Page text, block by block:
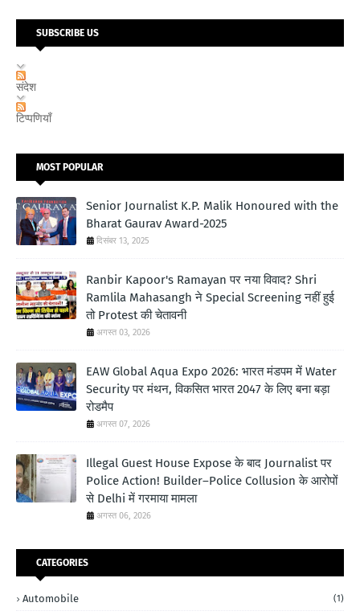
SUBSCRIBE US
संदेश
टिप्पणियाँ
MOST POPULAR
Senior Journalist K.P. Malik Honoured with the
Bharat Gaurav Award-2025
दिसंबर 13, 2025
Ranbir Kapoor's Ramayan पर नया विवाद? Shri
Ramlila Mahasangh ने Special Screening नहीं हुई
तो Protest की चेतावनी
अगस्त 03, 2026
EAW Global Aqua Expo 2026: भारत मंडपम में Water
Security पर मंथन, विकसित भारत 2047 के लिए बना बड़ा
रोडमैप
अगस्त 07, 2026
Illegal Guest House Expose के बाद Journalist पर
Police Action! Builder–Police Collusion के आरोपों
से Delhi में गरमाया मामला
अगस्त 06, 2026
CATEGORIES
Automobile (1)